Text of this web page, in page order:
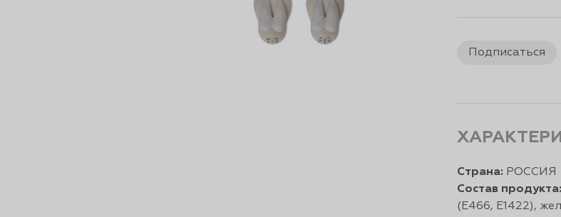
Подписаться
Страна: РОССИЯ
Состав продукта:
(Е466, Е1422),